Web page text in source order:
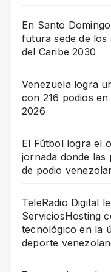
En Santo
futura sede de
del Caribe 2030
Venezuela logra
con 216 podios
2026
El Fútbol logra el
jornada donde las
de podio
TeleRadio Digital
ServiciosHosting
tecnológico en la
deporte